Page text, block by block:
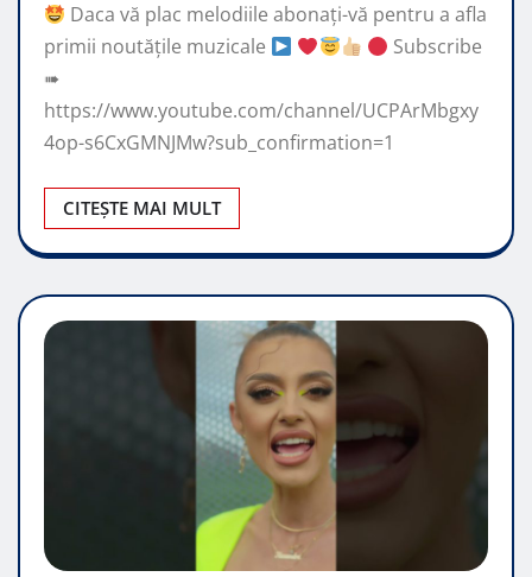
Daca vă plac melodiile abonați-vă pentru a afla
primii noutățile muzicale
Subscribe
➠
https://www.youtube.com/channel/UCPArMbgxy
4op-s6CxGMNJMw?sub_confirmation=1
CITEȘTE MAI MULT